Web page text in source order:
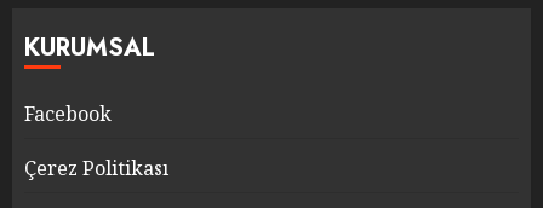
KURUMSAL
Facebook
Çerez Politikası